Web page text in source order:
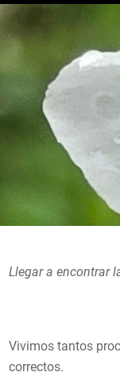
Llegar a encontrar
Vivimos tantos
correctos.